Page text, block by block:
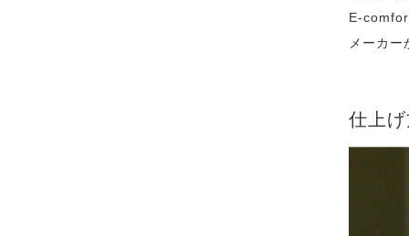
E-
メーカ
仕上